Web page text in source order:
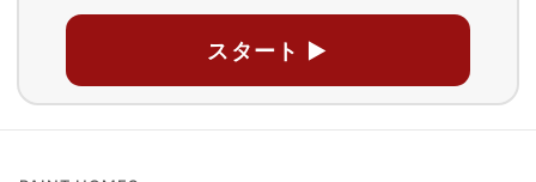
スタート ▶